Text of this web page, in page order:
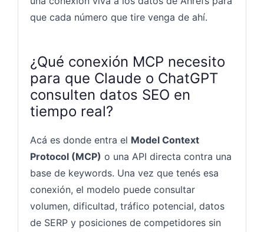
que cada número que tire venga de ahí.
¿Qué conexión MCP necesito
para que Claude o ChatGPT
consulten datos SEO en
tiempo real?
Acá es donde entra el Model Context
Protocol (MCP) o una API directa contra una
base de keywords. Una vez que tenés esa
conexión, el modelo puede consultar
volumen, dificultad, tráfico potencial, datos
de SERP y posiciones de competidores sin